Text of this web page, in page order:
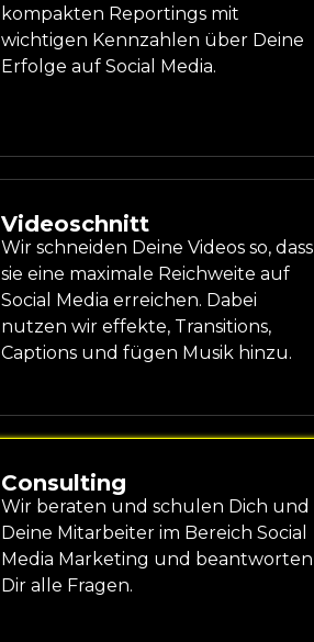
kompakten Reportings mit
wichtigen Kennzahlen über Deine
Erfolge auf Social Media.
Videoschnitt
Wir schneiden Deine Videos so, dass
sie eine maximale Reichweite auf
Social Media erreichen. Dabei
nutzen wir effekte, Transitions,
Captions und fügen Musik hinzu.
Consulting
Wir beraten und schulen Dich und
Deine Mitarbeiter im Bereich Social
Media Marketing und beantworten
Dir alle Fragen.